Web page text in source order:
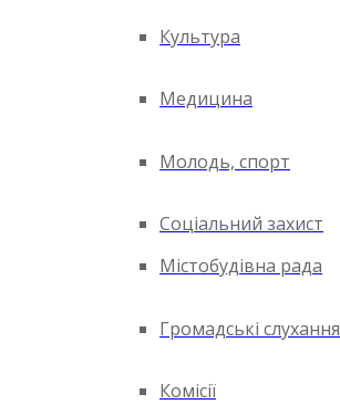
Культура
Медицина
Молодь, спорт
Соціальний захист
Містобудівна рада
Громадські слухання
Комісії